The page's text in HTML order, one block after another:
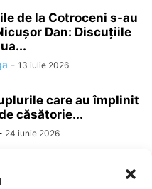
de la Cotroceni s-au
Dan: Discuțiile
- 13 iulie 2026
care au împlinit
căsătorie...
24 iunie 2026